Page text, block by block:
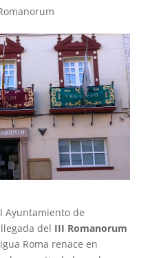
Ayuntamiento de
del III Romanorum
Roma renace en